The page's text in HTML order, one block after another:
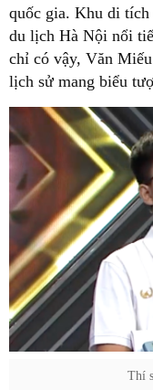
quốc gia. Khu di
du lịch Hà Nội nổi
chỉ có vậy, Văn
lịch sử mang biểu
Thí